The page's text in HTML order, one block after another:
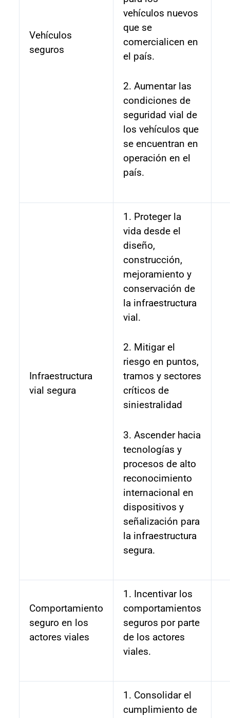
Vehículos
seguros
vehículos nuevos
que se
comercialicen en
el país.
2. Aumentar las
condiciones de
seguridad vial de
los vehículos que
se encuentran en
operación en el
país.
Infraestructura
vial segura
1. Proteger la
vida desde el
diseño,
construcción,
mejoramiento y
conservación de
la infraestructura
vial.
2. Mitigar el
riesgo en puntos,
tramos y sectores
críticos de
siniestralidad
3. Ascender hacia
tecnologías y
procesos de alto
reconocimiento
internacional en
dispositivos y
señalización para
la infraestructura
segura.
Comportamiento
seguro en los
actores viales
1. Incentivar los
comportamientos
seguros por parte
de los actores
viales.
1. Consolidar el
cumplimiento de